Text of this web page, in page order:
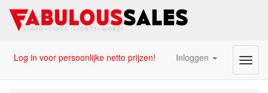
Log in voor persoonlijke netto prijzen! Inloggen Menu